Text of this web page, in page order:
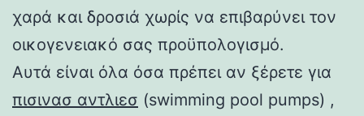
χαρά και δροσιά χωρίς να επιβαρύνει τον
οικογενειακό σας προϋπολογισμό.
Αυτά είναι όλα όσα πρέπει αν ξέρετε για
πισινασ αντλιεσ (swimming pool pumps) ,